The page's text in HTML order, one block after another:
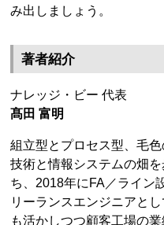
み出しましょう。
著者紹介
ナレッジ・ビー 代表
髙田 富明
組立型とプロセス型、毛
技術と情報システムの畑
ち、2018年にFA／ライン
リーランスエンジニアと
も活かしつつ顧客工場の